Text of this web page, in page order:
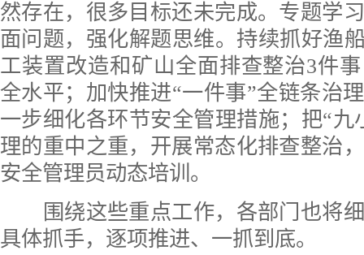
然存在，很多目标还未完成。专题学
面问题，强化解题思维。持续抓好渔
工装置改造和矿山全面排查整治3件
全水平；加快推进“一件事”全链条治
一步细化各环节安全管理措施；把“九
理的重中之重，开展常态化排查整治
安全管理员动态培训。
围绕这些重点工作，各部门也将细
具体抓手，逐项推进、一抓到底。